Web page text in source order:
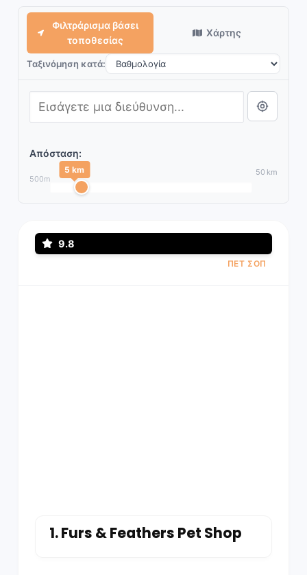
Φιλτράρισμα βάσει
τοποθεσίας
Χάρτης
Ταξινόμηση κατά:
Απόσταση:
500m
5 km 50 km
9.8
ΠΕΤ ΣΟΠ
1.Furs & Feathers Pet Shop